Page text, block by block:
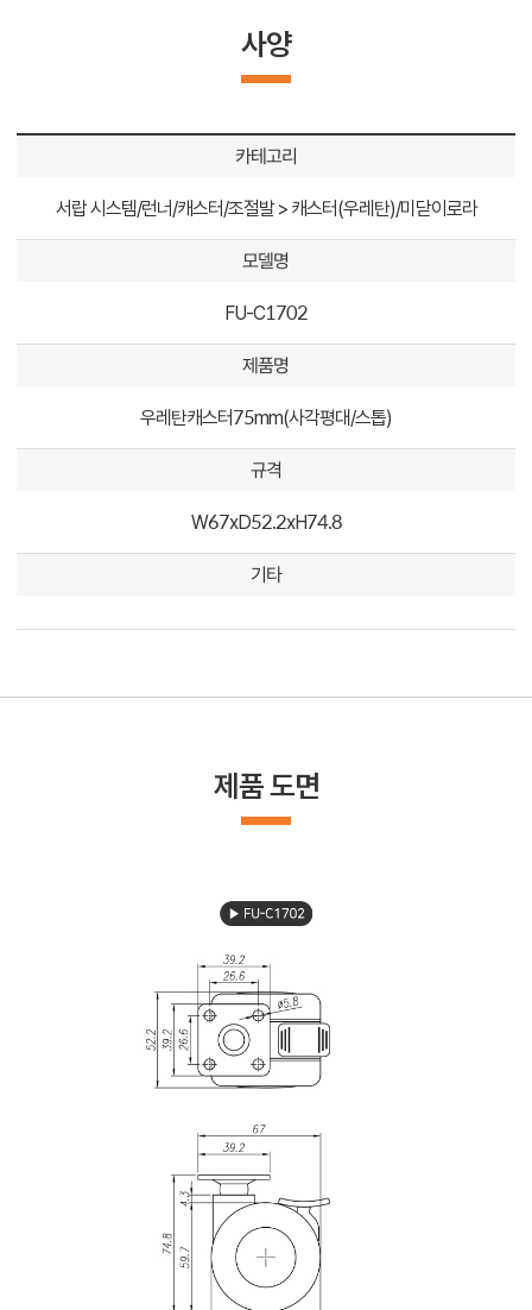
사양
카테고리
서랍 시스템/런너/캐스터/조절발 > 캐스터(우레탄)/미닫이로라
모델명
FU-C1702
제품명
우레탄캐스터75mm(사각평대/스톱)
규격
W67xD52.2xH74.8
기타
제품 도면